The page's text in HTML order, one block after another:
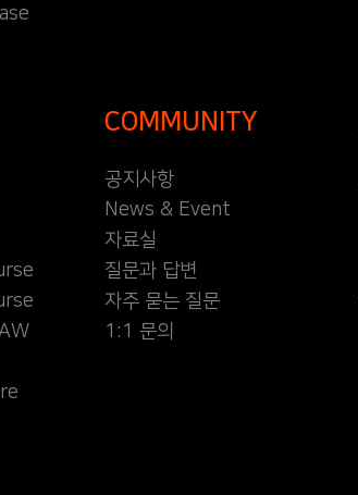
COMMUNITY
공지사항
News & Event
자료실
질문과 답변
자주 묻는 질문
1:1 문의